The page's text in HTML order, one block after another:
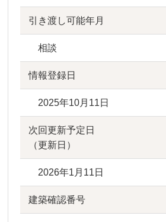
引き渡し可能年月
相談
情報登録日
2025年10月11日
次回更新予定日
（更新日）
2026年1月11日
建築確認番号